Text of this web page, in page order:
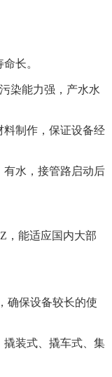
长。
染能力强，产水水
料制作，保证设备经
有水，接管路启动后
，能适应国内大部
确保设备较长的使
撬装式、撬车式、集